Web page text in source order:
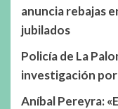
anuncia rebajas
jubilados
Policía de La
investigación
Aníbal Pereyra: